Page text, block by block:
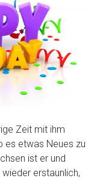
Zeit mit ihm
es etwas Neues zu
ist er und
erstaunlich,